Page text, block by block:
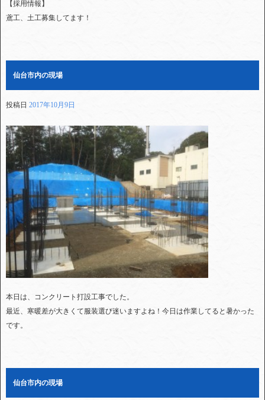
【採用情報】
鳶工、土工募集してます！
仙台市内の現場
投稿日 2017年10月9日
本日は、コンクリート打設工事でした。
最近、寒暖差が大きくて服装選び迷いますよね！今日は作業してると暑かった
です。
仙台市内の現場